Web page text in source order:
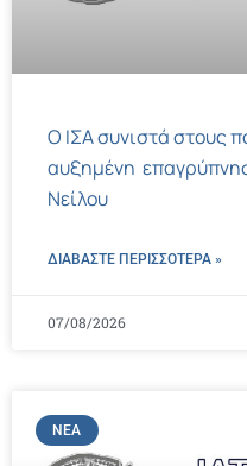
Ο ΙΣΑ συνιστά στους
αυξημένη
Νείλου
ΔΙΑΒΑΣΤΕ ΠΕΡΙΣΣΌΤΕΡΑ »
07/08/2026
ΝΈΑ